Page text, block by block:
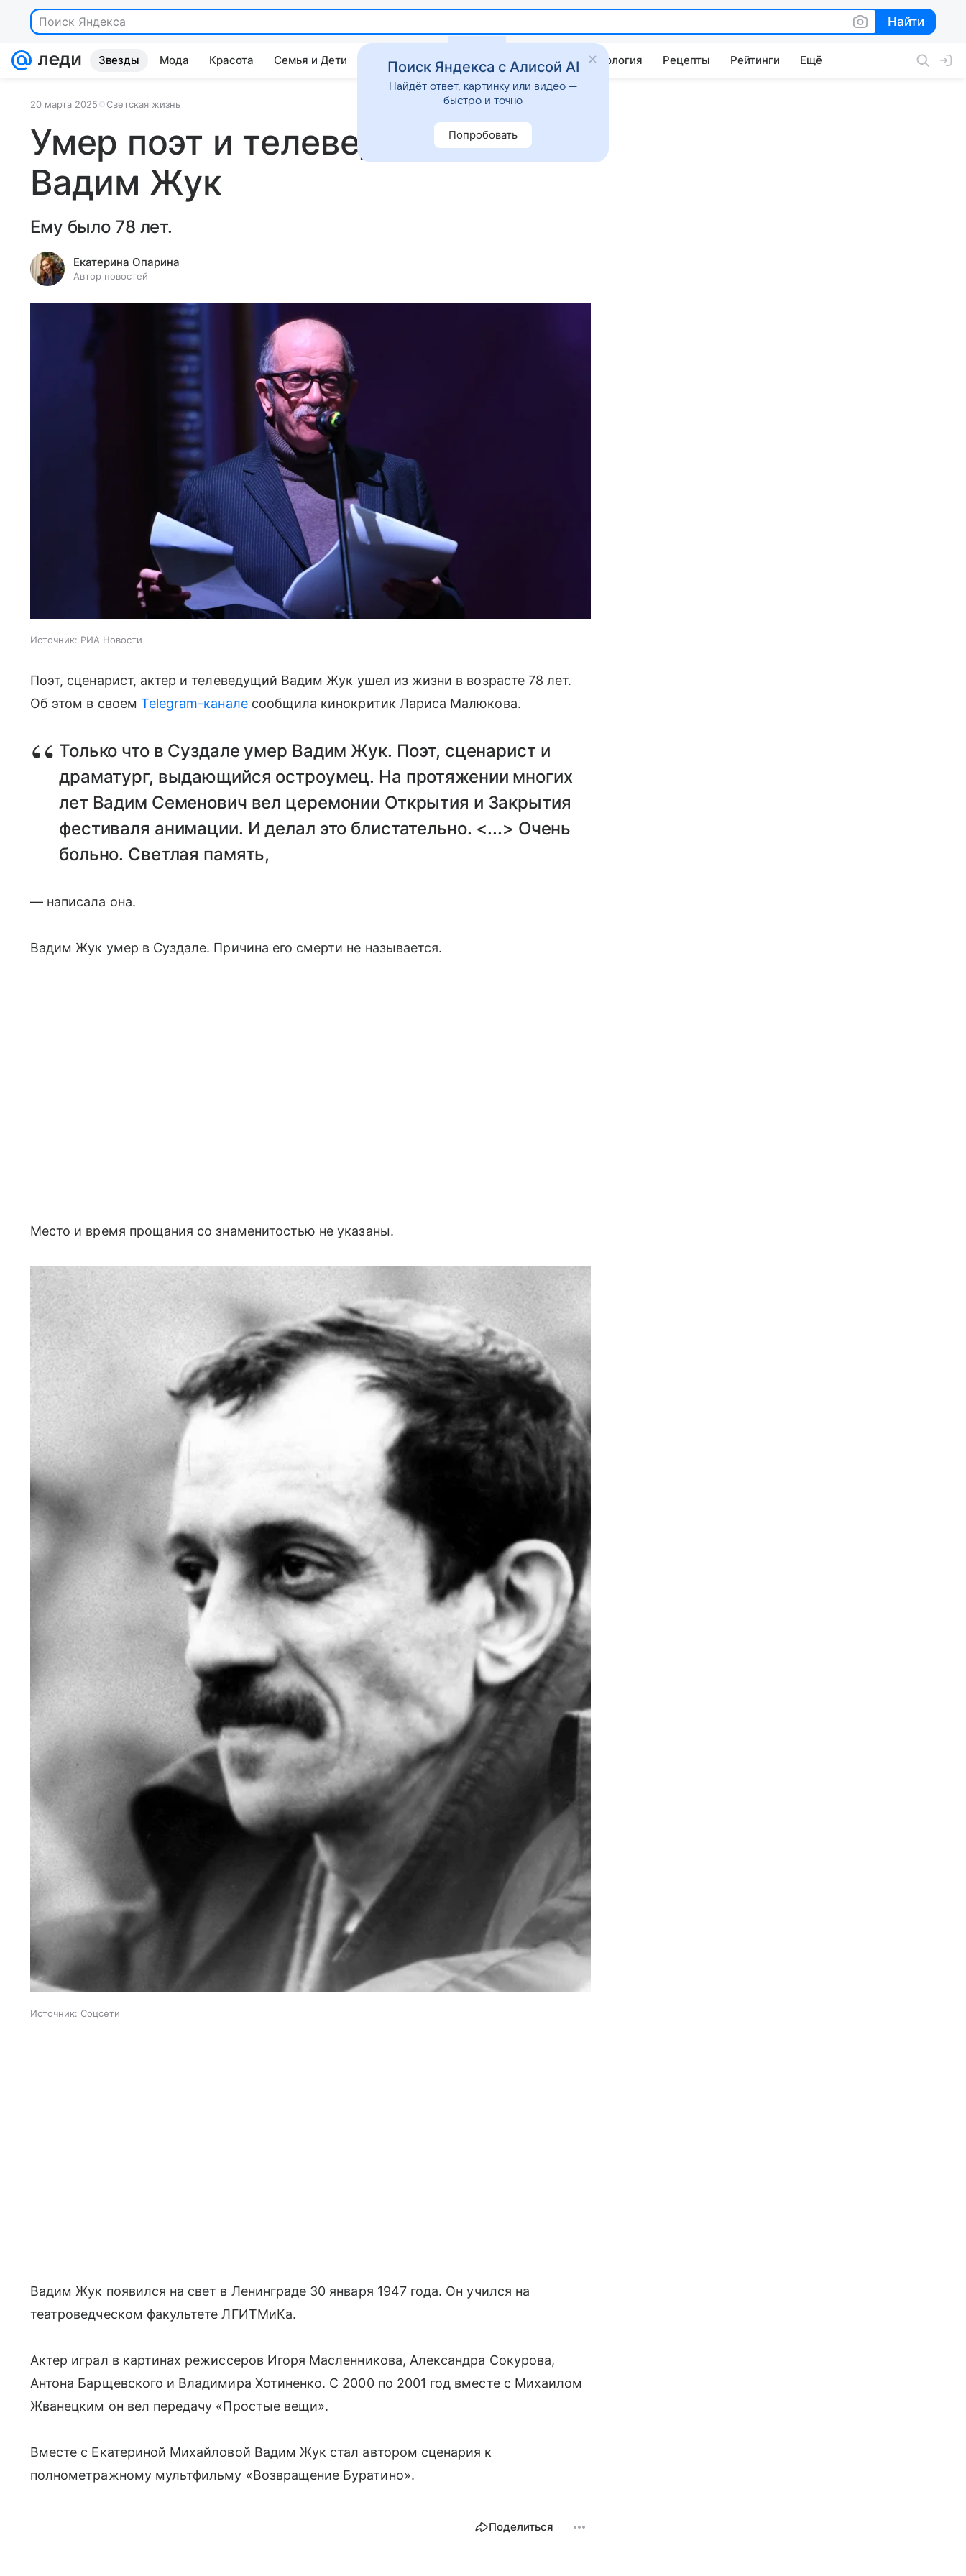
Поиск Яндекса Найти
Найти
Звезды Мода Красота Семья и Дети Дом Гороскопы Стиль жизни Психология Рецепты Рейтинги Ещё
20 марта 2025 Светская жизнь
Умер поэт и телеведущий
Вадим Жук
Ему было 78 лет.
Екатерина Опарина
Автор новостей
Источник: РИА Новости
Поэт, сценарист, актер и телеведущий Вадим Жук ушел из жизни в возрасте 78 лет.
Об этом в своем Telegram-каналесообщила кинокритик Лариса Малюкова.
Только что в Суздале умер Вадим Жук. Поэт, сценарист и
драматург, выдающийся остроумец. На протяжении многих
лет Вадим Семенович вел церемонии Открытия и Закрытия
фестиваля анимации. И делал это блистательно. <...> Очень
больно. Светлая память,
— написала она.
Вадим Жук умер в Суздале. Причина его смерти не называется.
Место и время прощания со знаменитостью не указаны.
Источник: Соцсети
Вадим Жук появился на свет в Ленинграде 30 января 1947 года. Он учился на
театроведческом факультете ЛГИТМиКа.
Актер играл в картинах режиссеров Игоря Масленникова, Александра Сокурова,
Антона Барщевского и Владимира Хотиненко. С 2000 по 2001 год вместе с Михаилом
Жванецким он вел передачу «Простые вещи».
Вместе с Екатериной Михайловой Вадим Жук стал автором сценария к
полнометражному мультфильму «Возвращение Буратино».
Поделиться
Поиск Яндекса с Алисой AI
Найдёт ответ, картинку или видео —
быстро и точно
Попробовать